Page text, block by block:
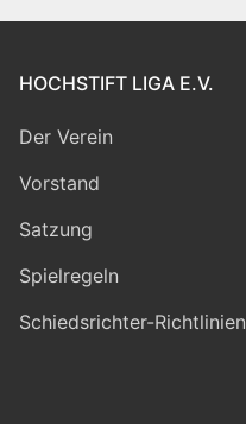
HOCHSTIFT LIGA E.V.
Der Verein
Vorstand
Satzung
Spielregeln
Schiedsrichter-Richtlinien